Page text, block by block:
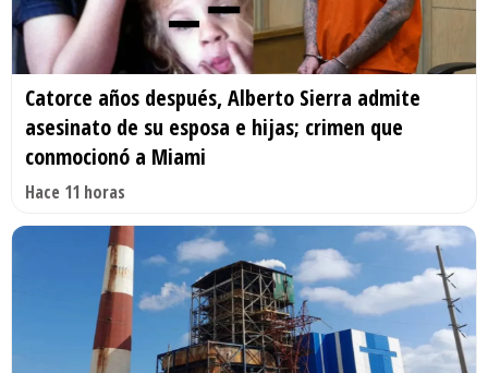
Catorce años después, Alberto Sierra admite
asesinato de su esposa e hijas; crimen que
conmocionó a Miami
Hace 11 horas